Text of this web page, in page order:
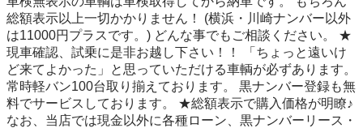
総額表示以上一切かかりません！ (横浜・川崎ナンバー以外
は11000円プラスです。) どんな事でもご相談ください。 ★
現車確認、試乗に是非お越し下さい！！ 「ちょっと遠いけ
ど来てよかった」と思っていただける車輌が必ずあります。
常時軽バン100台取り揃えております。 黒ナンバー登録も無
料でサービスしております。 ★総額表示で購入価格が明瞭♪
なお、当店では現金以外に各種ローン、黒ナンバーリース・